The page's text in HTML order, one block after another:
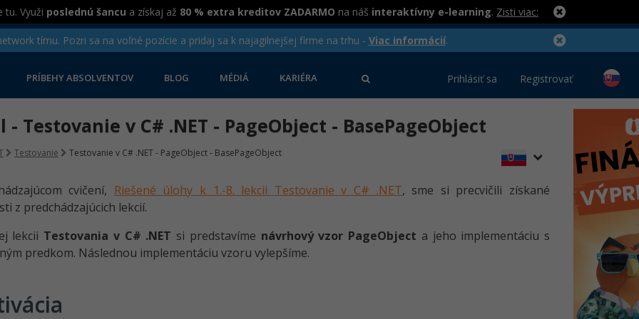
tu. Využi poslednú šancu a získaj až 80 % extra kreditov ZADARMO na náš interaktívny e-learning. Zisti viac:
tímu. Pozri sa na voľné pozície a pridaj sa k najagilnejšej firme na trhu - Viac informácií.
PRÍBEHY ABSOLVENTOV BLOG MÉDIÁ KARIÉRA Prihlásiť sa Registrovať
- Testovanie v C# .NET - PageObject - BasePageObject
Testovanie Testovanie v C# .NET - PageObject - BasePageObject
cvičení, Riešené úlohy k 1.-8. lekcii Testovanie v C# .NET, sme si precvičili získané
z predchádzajúcich lekcií.
lekcii Testovania v C# .NET si predstavíme návrhový vzor PageObject a jeho implementáciu s
predkom. Následnou implementáciu vzoru vylepšíme.